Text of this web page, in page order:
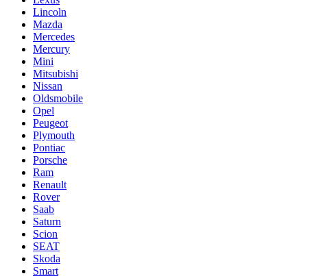
Lincoln
Mazda
Mercedes
Mercury
Mini
Mitsubishi
Nissan
Oldsmobile
Opel
Peugeot
Plymouth
Pontiac
Porsche
Ram
Renault
Rover
Saab
Saturn
Scion
SEAT
Skoda
Smart